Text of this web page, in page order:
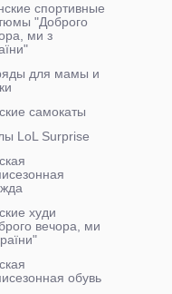
спортивные
"Доброго
ми з
для мамы и
самокаты
LoL Surprise
худи
вечора, ми
обувь